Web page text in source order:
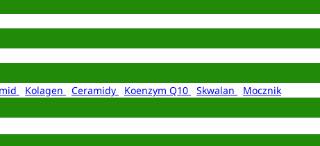
Kolagen Ceramidy Koenzym Q10 Skwalan
Mocznik